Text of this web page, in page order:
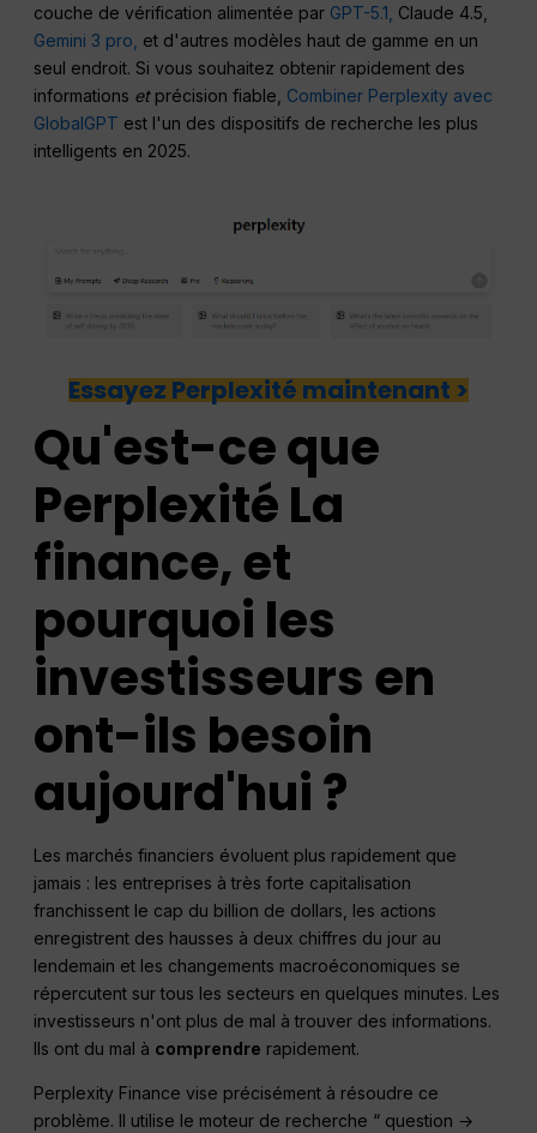
couche de vérification alimentée par GPT-5.1, Claude 4.5,
Gemini 3 pro, et d'autres modèles haut de gamme en un
seul endroit. Si vous souhaitez obtenir rapidement des
informations etprécision fiable, Combiner Perplexity avec
GlobalGPT est l'un des dispositifs de recherche les plus
intelligents en 2025.
Essayez Perplexité maintenant >
Qu'est-ce que
PerplexitéLa
finance, et
pourquoi les
investisseurs en
ont-ils besoin
aujourd'hui ?
Les marchés financiers évoluent plus rapidement que
jamais : les entreprises à très forte capitalisation
franchissent le cap du billion de dollars, les actions
enregistrent des hausses à deux chiffres du jour au
lendemain et les changements macroéconomiques se
répercutent sur tous les secteurs en quelques minutes. Les
investisseurs n'ont plus de mal à trouver des informations.
Ils ont du mal à comprendre rapidement.
Perplexity Finance vise précisément à résoudre ce
problème. Il utilise le moteur de recherche “ question →